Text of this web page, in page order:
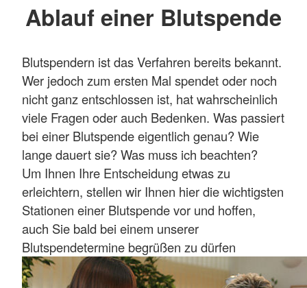
Ablauf einer Blutspende
Blutspendern ist das Verfahren bereits bekannt.
Wer jedoch zum ersten Mal spendet oder noch
nicht ganz entschlossen ist, hat wahrscheinlich
viele Fragen oder auch Bedenken. Was passiert
bei einer Blutspende eigentlich genau? Wie
lange dauert sie? Was muss ich beachten?
Um Ihnen Ihre Entscheidung etwas zu
erleichtern, stellen wir Ihnen hier die wichtigsten
Stationen einer Blutspende vor und hoffen,
auch Sie bald bei einem unserer
Blutspendetermine begrüßen zu dürfen